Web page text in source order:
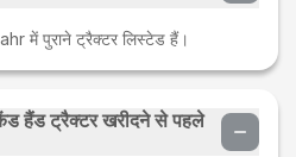
में पुराने ट्रैक्टर लिस्टेड हैं।
हैंड ट्रैक्टर खरीदने से पहले